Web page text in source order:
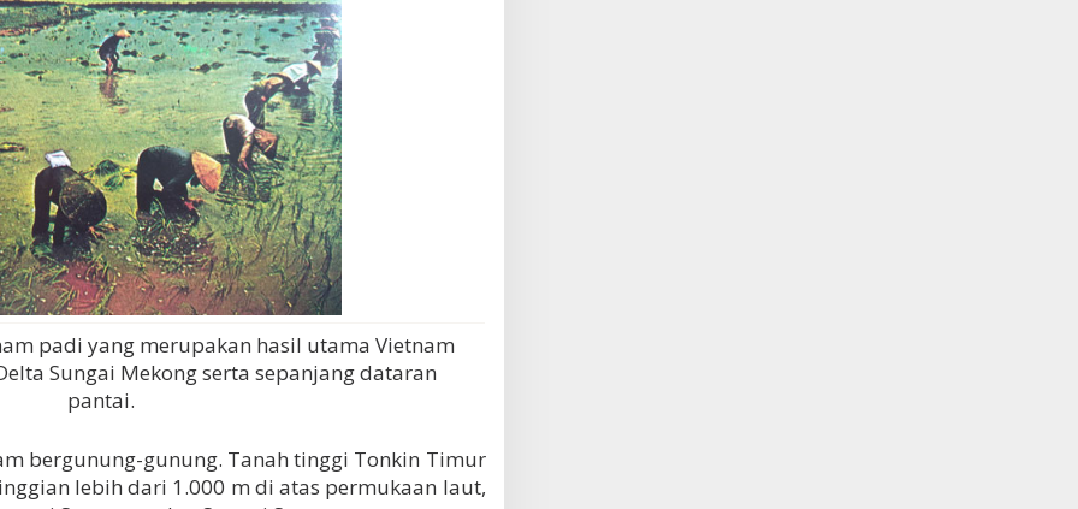
padi yang merupakan hasil utama Vietnam
Sungai Mekong serta sepanjang dataran
pantai.
bergunung-gunung. Tanah tinggi Tonkin Timur
lebih dari 1.000 m di atas permukaan laut,